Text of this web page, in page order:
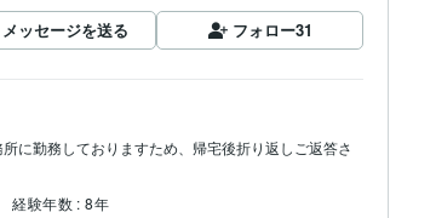
メッセージを送る フォロー31
に勤務しておりますため、帰宅後折り返しご返答さ
経験年数 : 8年